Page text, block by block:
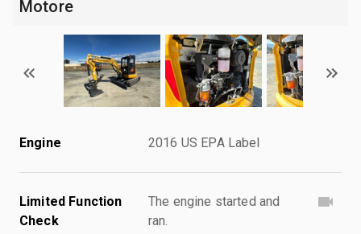
Motore
Engine 2016 US EPA Label
Limited Function
Check
The engine started and
ran.